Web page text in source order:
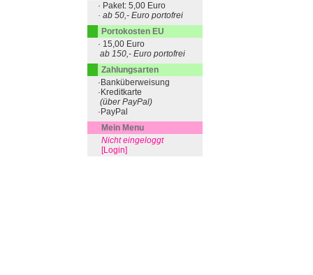
· Paket: 5,00 Euro
· ab 50,- Euro portofrei
Portokosten EU
· 15,00 Euro
ab 150,- Euro portofrei
Zahlungsarten
·Banküberweisung
·Kreditkarte
(über PayPal)
·PayPal
Mein Menu
Nicht eingeloggt
[Login]